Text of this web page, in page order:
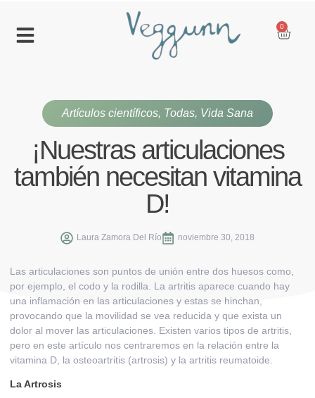
0
Artículos científicos, Todas, Vida Sana
¡Nuestras articulaciones
también necesitan vitamina
D!
Laura Zamora Del Río noviembre 30, 2018
Las articulaciones son puntos de unión entre dos huesos como,
por ejemplo, el codo y la rodilla. La artritis aparece cuando hay
una inflamación en las articulaciones y estas se hinchan,
provocando que la movilidad se vea reducida y que exista un
dolor al mover las articulaciones. Existen varios tipos de artritis,
pero en este artículo nos centraremos en la relación entre la
vitamina D, la osteoartritis (artrosis) y la artritis reumatoide
La Artrosis